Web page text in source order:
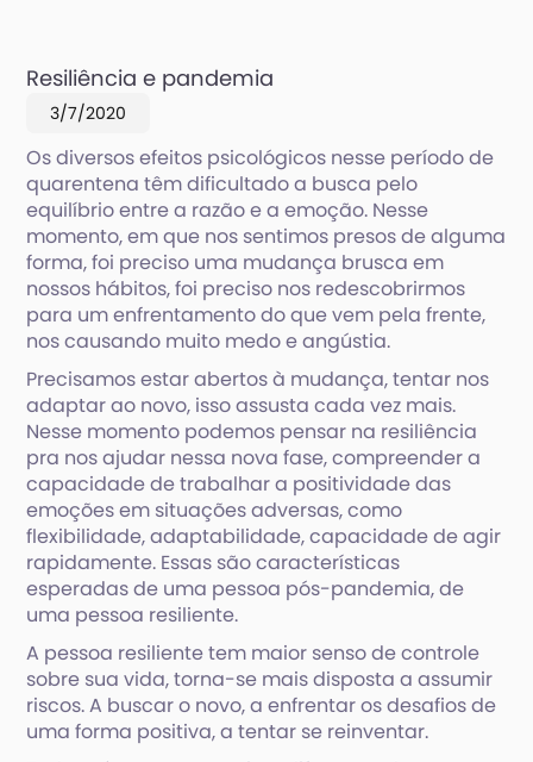
Resiliência e pandemia
3/7/2020
Os diversos efeitos psicológicos nesse período de
quarentena têm dificultado a busca pelo
equilíbrio entre a razão e a emoção. Nesse
momento, em que nos sentimos presos de alguma
forma, foi preciso uma mudança brusca em
nossos hábitos, foi preciso nos redescobrirmos
para um enfrentamento do que vem pela frente,
nos causando muito medo e angústia.
Precisamos estar abertos à mudança, tentar nos
adaptar ao novo, isso assusta cada vez mais.
Nesse momento podemos pensar na resiliência
pra nos ajudar nessa nova fase, compreender a
capacidade de trabalhar a positividade das
emoções em situações adversas, como
flexibilidade, adaptabilidade, capacidade de agir
rapidamente. Essas são características
esperadas de uma pessoa pós-pandemia, de
uma pessoa resiliente.
A pessoa resiliente tem maior senso de controle
sobre sua vida, torna-se mais disposta a assumir
riscos. A buscar o novo, a enfrentar os desafios de
uma forma positiva, a tentar se reinventar.